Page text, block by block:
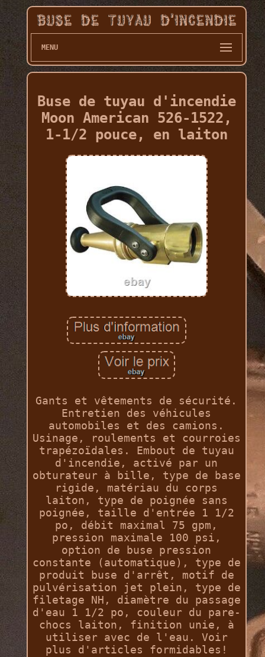
MENU
Buse de tuyau d'incendie
Moon American 526-1522,
1-1/2 pouce, en laiton
Gants et vêtements de sécurité.
Entretien des véhicules
automobiles et des camions.
Usinage, roulements et courroies
trapézoïdales. Embout de tuyau
d'incendie, activé par un
obturateur à bille, type de base
rigide, matériau du corps
laiton, type de poignée sans
poignée, taille d'entrée 1 1/2
po, débit maximal 75 gpm,
pression maximale 100 psi,
option de buse pression
constante (automatique), type de
produit buse d'arrêt, motif de
pulvérisation jet plein, type de
filetage NH, diamètre du passage
d'eau 1 1/2 po, couleur du pare-
chocs laiton, finition unie, à
utiliser avec de l'eau. Voir
plus d'articles formidables!